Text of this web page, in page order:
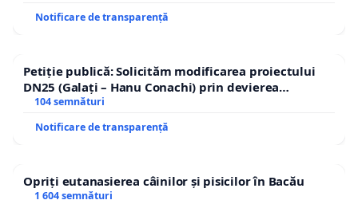
Notificare de transparență
Petiție publică: Solicităm modificarea proiectului
DN25 (Galați – Hanu Conachi) prin devierea
traseului în afara localităților!
104 semnături
Notificare de transparență
Opriți eutanasierea câinilor și pisicilor în Bacău
1 604 semnături